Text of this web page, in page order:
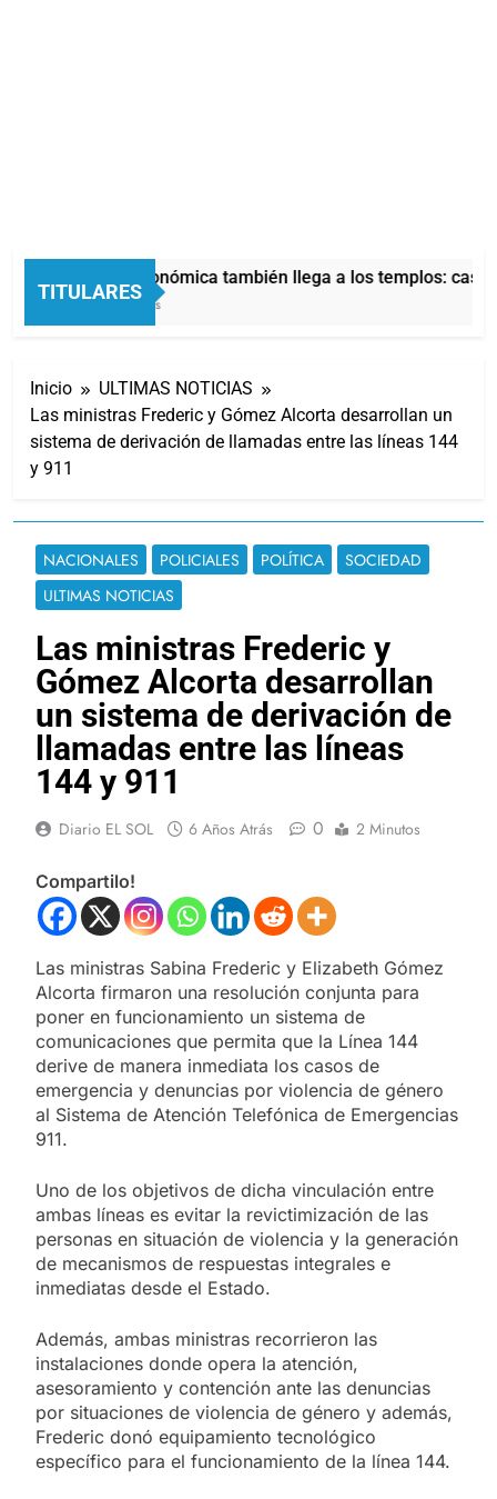
TITULARES
La crisis económica también llega a los templos: casi
47 Minutos Atrás
Inicio
ULTIMAS NOTICIAS
Las ministras Frederic y Gómez Alcorta desarrollan un
sistema de derivación de llamadas entre las líneas 144
y 911
NACIONALES POLICIALES POLÍTICA
SOCIEDAD
ULTIMAS NOTICIAS
Las ministras Frederic y
Gómez Alcorta desarrollan
un sistema de derivación de
llamadas entre las líneas
144 y 911
Diario EL SOL 6 Años Atrás 0 2 Minutos
Compartilo!
Las ministras Sabina Frederic y Elizabeth Gómez
Alcorta firmaron una resolución conjunta para
poner en funcionamiento un sistema de
comunicaciones que permita que la Línea 144
derive de manera inmediata los casos de
emergencia y denuncias por violencia de género
al Sistema de Atención Telefónica de Emergencias
911.
Uno de los objetivos de dicha vinculación entre
ambas líneas es evitar la revictimización de las
personas en situación de violencia y la generación
de mecanismos de respuestas integrales e
inmediatas desde el Estado.
Además, ambas ministras recorrieron las
instalaciones donde opera la atención,
asesoramiento y contención ante las denuncias
por situaciones de violencia de género y además,
Frederic donó equipamiento tecnológico
específico para el funcionamiento de la línea 144.